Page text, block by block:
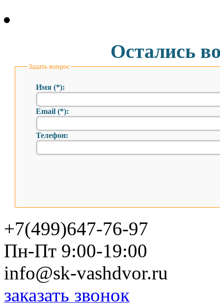
Остались
Задать вопрос
Имя (*):
Email (*):
Телефон:
+7(499)647-76-97
Пн-Пт 9:00-19:00
info@sk-vashdvor.ru
заказать звонок